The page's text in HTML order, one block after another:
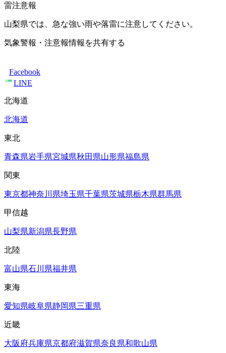
雷注意報
山梨県では、急な強い雨や落雷に注意してください。
気象警報・注意報情報を共有する
Facebook
LINE
北海道
北海道
東北
青森県岩手県宮城県秋田県山形県福島県
関東
東京都神奈川県埼玉県千葉県茨城県栃木県群馬県
甲信越
山梨県新潟県長野県
北陸
富山県石川県福井県
東海
愛知県岐阜県静岡県三重県
近畿
大阪府兵庫県京都府滋賀県奈良県和歌山県